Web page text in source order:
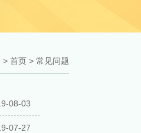
> 首页 > 常见问题
08-03
07-27